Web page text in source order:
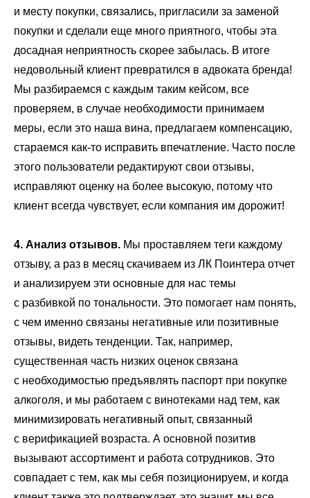
и месту покупки, связались, пригласили за заменой
покупки и сделали еще много приятного, чтобы эта
досадная неприятность скорее забылась. В итоге
недовольный клиент превратился в адвоката бренда!
Мы разбираемся с каждым таким кейсом, все
проверяем, в случае необходимости принимаем
меры, если это наша вина, предлагаем компенсацию,
стараемся как-то исправить впечатление. Часто после
этого пользователи редактируют свои отзывы,
исправляют оценку на более высокую, потому что
клиент всегда чувствует, если компания им дорожит!
4. Анализ отзывов. Мы проставляем теги каждому
отзыву, а раз в месяц скачиваем из ЛК Поинтера отчет
и анализируем эти основные для нас темы
с разбивкой по тональности. Это помогает нам понять,
с чем именно связаны негативные или позитивные
отзывы, видеть тенденции. Так, например,
существенная часть низких оценок связана
с необходимостью предъявлять паспорт при покупке
алкоголя, и мы работаем с винотеками над тем, как
минимизировать негативный опыт, связанный
с верификацией возраста. А основной позитив
вызывают ассортимент и работа сотрудников. Это
совпадает с тем, как мы себя позиционируем, и когда